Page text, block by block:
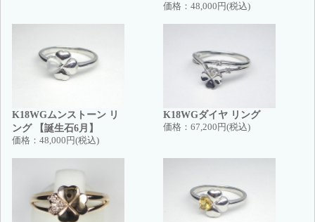
価格： 48,000円(税込)
K18WGムンストーン リ
ング 【誕生石6月】
価格： 48,000円(税込)
K18WGダイヤ リング
価格： 67,200円(税込)